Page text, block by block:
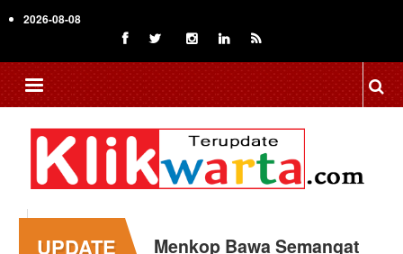
to
content
2026-08-08
UPDATE
Menkop Bawa Semangat